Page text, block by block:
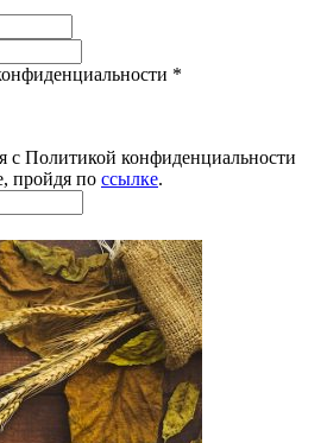
*
с Политикой конфиденциальности
пройдя по ссылке.